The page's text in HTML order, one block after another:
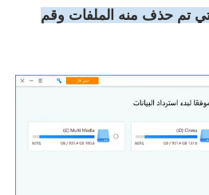
تم حذف منه الملفات وقم